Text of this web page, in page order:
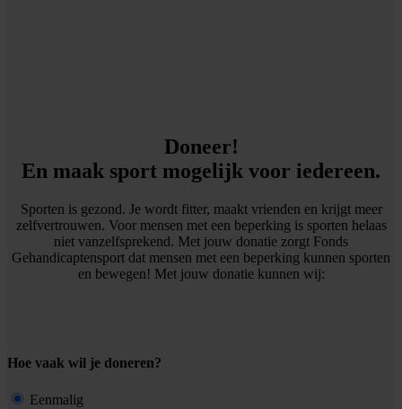
Doneer!
En maak sport mogelijk voor iedereen.
Sporten is gezond. Je wordt fitter, maakt vrienden en krijgt meer
zelfvertrouwen. Voor mensen met een beperking is sporten helaas
niet vanzelfsprekend. Met jouw donatie zorgt Fonds
Gehandicaptensport dat mensen met een beperking kunnen sporten
en bewegen! Met jouw donatie kunnen wij:
Hoe vaak wil je doneren?
Eenmalig